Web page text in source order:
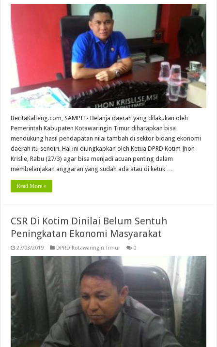
BeritaKalteng.com, SAMPIT- Belanja daerah yang dilakukan oleh
Pemerintah Kabupaten Kotawaringin Timur diharapkan bisa
mendukung hasil pendapatan nilai tambah di sektor bidang ekonomi
daerah itu sendiri. Hal ini diungkapkan oleh Ketua DPRD Kotim Jhon
Krislie, Rabu (27/3) agar bisa menjadi acuan penting dalam
membelanjakan anggaran yang sudah ada atau di ketuk …
Read More »
CSR Di Kotim Dinilai Belum Sentuh
Peningkatan Ekonomi Masyarakat
27/03/2019 DPRD Kotawaringin Timur 0